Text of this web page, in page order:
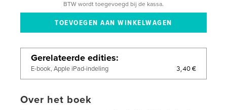
BTW wordt toegevoegd bij de kassa.
Gerelateerde edities
E-book, Apple iPad-indeling 3,40 €
Over het boek